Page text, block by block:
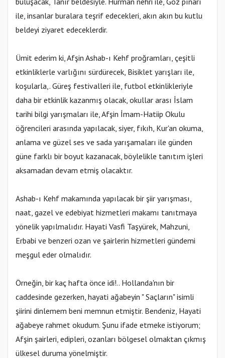
ile, insanlar buralara teşrif edecekleri, akın akın bu kutlu
beldeyi ziyaret edeceklerdir.
Ümit ederim ki, Afşin Ashab-ı Kehf proğramları, çeşitli
etkinliklerle varlığını sürdürecek, Bisiklet yarışları ile,
koşularla,. Güreş festivalleri ile, futbol etkinlikleriyle
daha bir etkinlik kazanmış olacak, okullar arası İslam
tarihi bilgi yarışmaları ile, Afşin İmam-Hatiip Okulu
öğrencileri arasında yapılacak, siyer, fıkıh, Kur'an okuma,
anlama ve güzel ses ve sada yarışamaları ile günden
güne farklı bir boyut kazanacak, böylelikle tanıtım işleri
aksamadan devam etmiş olacaktır.
Ashab-ı Kehf makamında yapılacak bir şiir yarışması,
naat, gazel ve edebiyat hizmetleri makamı tanıtmaya
yönelik yapılmalıdır. Hayati Vasfi Taşyürek, Mahzuni,
Erbabi ve benzeri ozan ve şairlerin hizmetleri gündemi
meşgul eder olmalıdır.
Örneğin, bir kaç hafta önce idi!.. Hollanda'nın bir
caddesinde gezerken, hayati ağabeyin " Saçların" isimli
şiirini dinlemem beni memnun etmiştir. Bendeniz, Hayati
ağabeye rahmet okudum. Şunu ifade etmeke istiyorum;
Afşin şairleri, edipleri, ozanları bölgesel olmaktan çıkmış
ülkesel duruma yönelmiştir.